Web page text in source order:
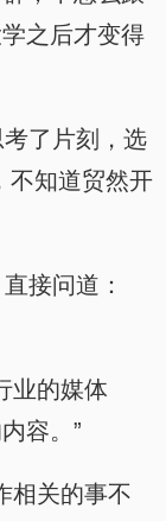
之后才变得
了片刻，选
不知道贸然开
接问道：
业的媒体
容。”
相关的事不